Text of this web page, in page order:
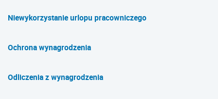
Niewykorzystanie urlopu pracowniczego
Ochrona wynagrodzenia
Odliczenia z wynagrodzenia